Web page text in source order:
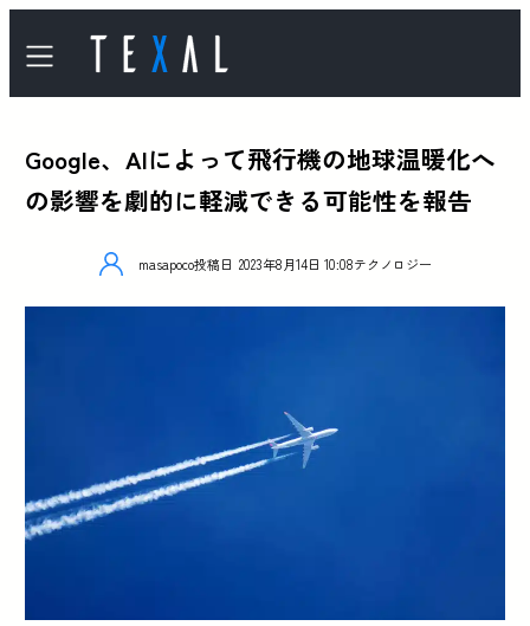
Google、AIによって飛行機の地球温暖化へ
の影響を劇的に軽減できる可能性を報告
masapoco投稿日 2023年8月14日 10:08テクノロジー